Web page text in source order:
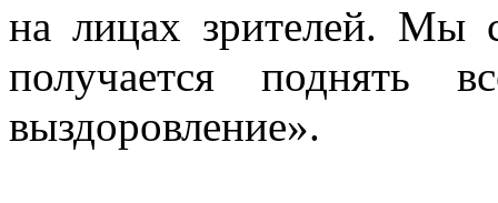
на лицах зрителей. Мы
получается поднять
выздоровление».